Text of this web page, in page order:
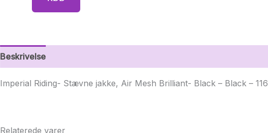
Beskrivelse
Imperial Riding- Stævne jakke, Air Mesh Brilliant- Black – Black – 116
Relaterede varer